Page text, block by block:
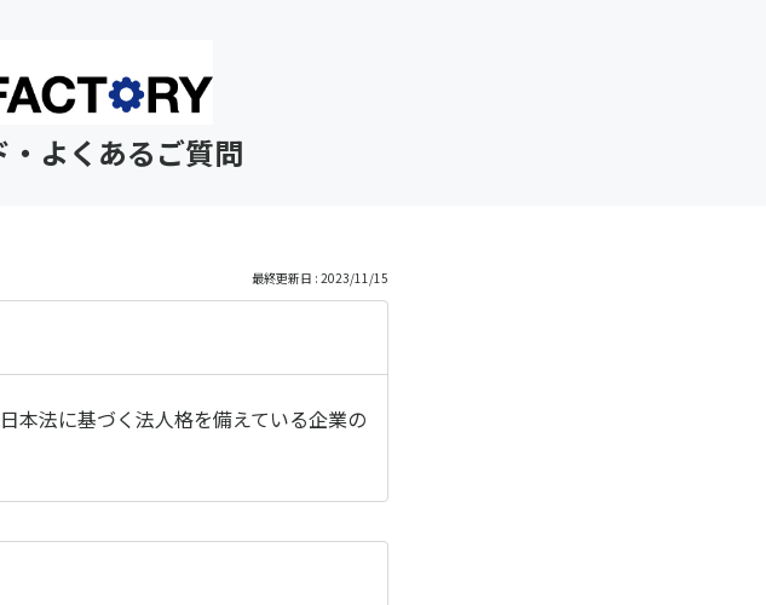
よくあるご質問
最終更新日 : 2023/11/15
本法に基づく法人格を備えている企業の